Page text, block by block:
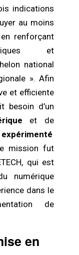
indications
au moins
renforçant
et
national
». Afin
et efficiente
besoin d’un
et de
mission fut
qui est
numérique
dans le
de
en